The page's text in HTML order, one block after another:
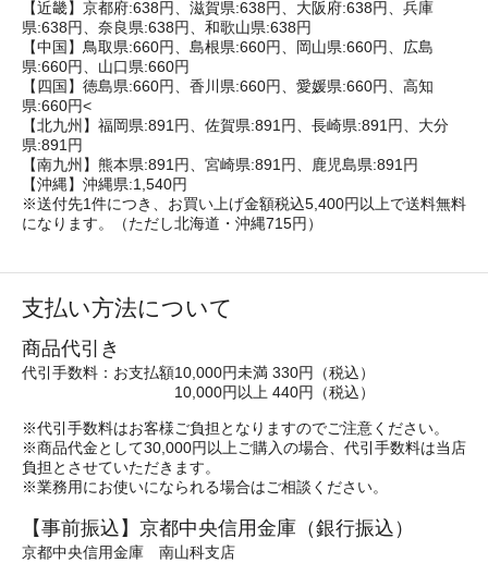
【近畿】京都府:638円、滋賀県:638円、大阪府:638円、兵庫
県:638円、奈良県:638円、和歌山県:638円
【中国】鳥取県:660円、島根県:660円、岡山県:660円、広島
県:660円、山口県:660円
【四国】徳島県:660円、香川県:660円、愛媛県:660円、高知
県:660円<
【北九州】福岡県:891円、佐賀県:891円、長崎県:891円、大分
県:891円
【南九州】熊本県:891円、宮崎県:891円、鹿児島県:891円
【沖縄】沖縄県:1,540円
※送付先1件につき、お買い上げ金額税込5,400円以上で送料無料
になります。（ただし北海道・沖縄715円）
支払い方法について
商品代引き
代引手数料：お支払額10,000円未満 330円（税込）
10,000円以上 440円（税込）
※代引手数料はお客様ご負担となりますのでご注意ください。
※商品代金として30,000円以上ご購入の場合、代引手数料は当店
負担とさせていただきます。
※業務用にお使いになられる場合はご相談ください。
【事前振込】京都中央信用金庫（銀行振込）
京都中央信用金庫 南山科支店